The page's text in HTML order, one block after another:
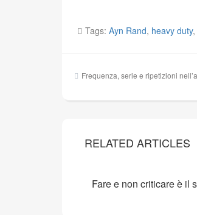
Tags: Ayn Rand, heavy duty,
Navigazione
Frequenza, serie e ripetizioni
RELATED ARTICLES
Fare e non criticare è il